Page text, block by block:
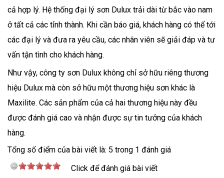
cả hợp lý. Hệ thống đại lý sơn Dulux trải dài từ bắc vào nam
ở tất cả các tỉnh thành. Khi cần báo giá, khách hàng có thể tới
các đại lý và đưa ra yêu cầu, các nhân viên sẽ giải đáp và tư
vấn tận tình cho khách hàng.
Như vậy, công ty sơn Dulux không chỉ sở hữu riêng thương
hiệu Dulux mà còn sở hữu một thương hiệu sơn khác là
Maxilite. Các sản phẩm của cả hai thương hiệu này đều
được đánh giá cao và nhận được sự tin tưởng của khách
hàng.
Tổng số điểm của bài viết là: 5 trong 1 đánh giá
Click để đánh giá bài viết